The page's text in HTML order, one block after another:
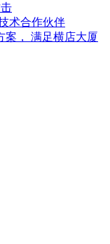
术合作伙伴
案， 满足横店大厦